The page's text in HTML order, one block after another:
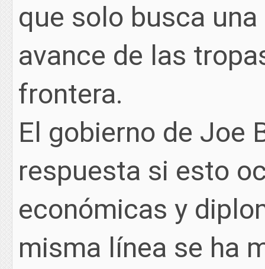
que solo busca
avance de las
frontera.
El gobierno de Joe
respuesta si esto
económicas y
misma línea se ha